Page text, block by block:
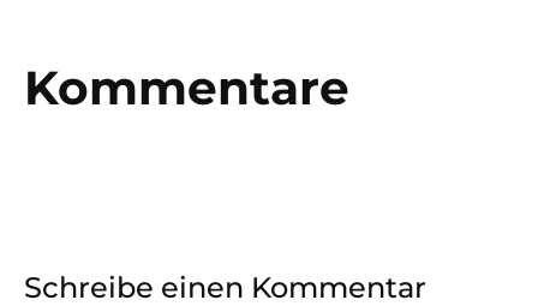
Kommentare
Schreibe einen Kommentar